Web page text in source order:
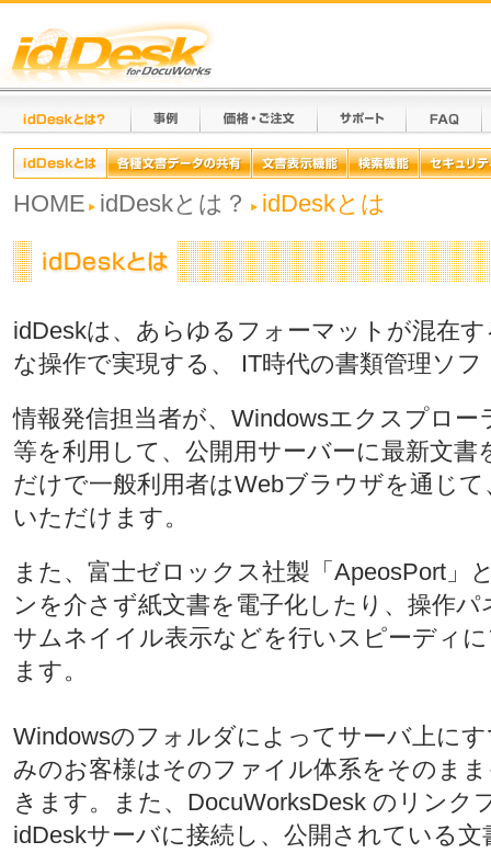
HOME idDeskとは？ idDeskとは
idDeskは、あらゆるフォーマットが混在
な操作で実現する、 IT時代の書類管理ソフ
情報発信担当者が、Windowsエクスプロー
等を利用して、公開用サーバーに最新文
だけで一般利用者はWebブラウザを通じ
いただけます。
また、富士ゼロックス社製「ApeosPort」
ンを介さず紙文書を電子化したり、操作
サムネイイル表示などを行いスピーディ
ます。
Windowsのフォルダによってサーバ上に
みのお客様はそのファイル体系をそのま
きます。また、DocuWorksDesk のリンク
idDeskサーバに接続し、公開されている